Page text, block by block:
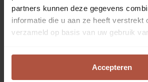
partners kunnen deze gegevens
informatie die u aan ze heeft verstrekt
verzameld op basis van uw gebruik
Accepteren
Nieuwe collectie
Vloerkleed Matteo | Zand
Vloerkleed Matteo in de kleur Zand